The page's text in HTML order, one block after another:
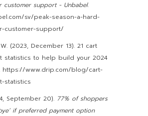
customer support - Unbabel.
sv/peak-season-a-hard-
customer-support/
(2023, December 13). 21 cart
statistics to help build your 2024
https://www.drip.com/blog/cart-
statistics
September 20). 77% of shoppers
if preferred payment option